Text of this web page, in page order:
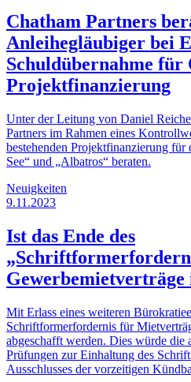
Chatham Partners
Anleihegläubiger bei
Schuldübernahme für
Projektfinanzierung
Unter der Leitung von Daniel
Partners im Rahmen eines
bestehenden Projektfinanzierung
See“ und „Albatros“ beraten.
Neuigkeiten
9.11.2023
Ist das Ende des
Gewerbemietverträge
Mit Erlass eines weiteren
Schriftformerfordernis für
abgeschafft werden. Dies würde die
Prüfungen zur Einhaltung des
Ausschlusses der vorzeitigen